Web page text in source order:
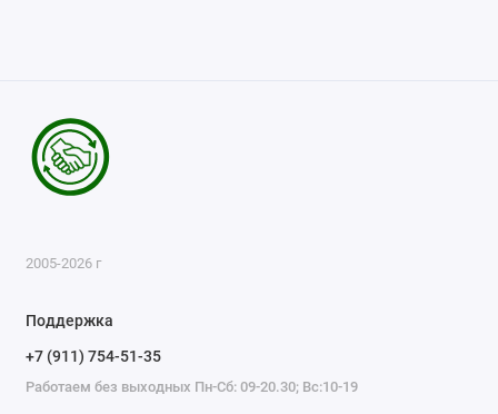
2005-2026 г
Поддержка
+7 (911) 754-51-35
Работаем без выходных Пн-Сб: 09-20.30; Вс:10-19